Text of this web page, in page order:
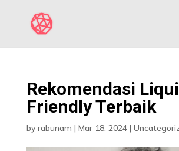
Rekomendasi
Friendly Terbaik
by rabunam | Mar 18, 2024|